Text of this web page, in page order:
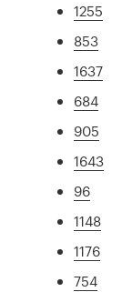
1255
853
1637
684
905
1643
96
1148
1176
754